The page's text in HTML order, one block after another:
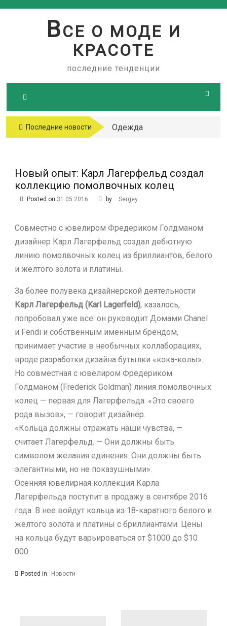
ВСЕ О МОДЕ И
КРАСОТЕ
последние тенденции
Последние новости
Одежда
Новый опыт: Карл Лагерфельд создал
коллекцию помолвочных колец
Posted on 31.05.2016 by Sergey
Совместно с ювелиром Фредериком Голдманом
дизайнер Карл Лагерфельд создал дебютную
линию помолвочных колец из бриллиантов, белого
и желтого золота и платины.
За более полувека дизайнерской деятельности
Карл Лагерфельд (Karl Lagerfeld), казалось,
попробовал уже все: он руководит Домами Chanel
и Fendi и собственным именным брендом,
принимает участие в необычных коллаборациях,
вроде разработки дизайна бутылки «кока-колы».
Но совместная с ювелиром Фредериком
Голдманом (Frederick Goldman) линия помолвочных
колец — первая для Лагерфельда: «Это своего
рода вызов», — говорит дизайнер.
«Кольца должны отражать наши чувства, —
считает Лагерфельд. — Они должны быть
символом желания единения. Они должны быть
элегантными, но не показушными».
Осенняя ювелирная коллекция Карла
Лагерфельда поступит в продажу в сентябре 2016
года. В нее войдут кольца из 18-каратного белого и
желтого золота и платины с бриллиантами. Цены
на кольца будут варьироваться от $1000 до $10
000.
Posted in Новости